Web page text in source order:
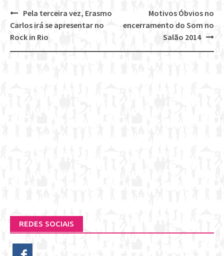
Post
navigation
Motivos Óbvios no
encerramento do Som no
Salão 2014
Pela terceira vez, Erasmo
Carlos irá se apresentar no
Rock in Rio
REDES SOCIAIS